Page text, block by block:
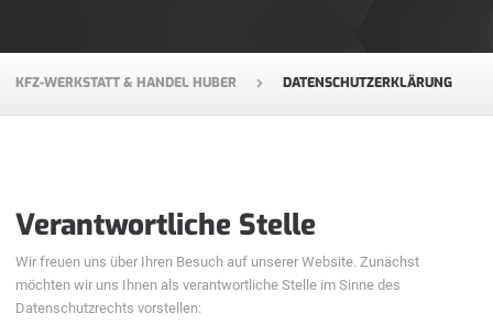
KFZ-WERKSTATT & HANDEL HUBER DATENSCHUTZERKLÄRUNG
Verantwortliche Stelle
Wir freuen uns über Ihren Besuch auf unserer Website. Zunächst
möchten wir uns Ihnen als verantwortliche Stelle im Sinne des
Datenschutzrechts vorstellen: